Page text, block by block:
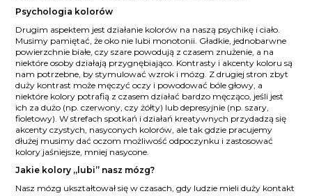
Psychologia kolorów
Drugim aspektem jest działanie kolorów na naszą psychikę i ciało.
Musimy pamiętać, że oko nie lubi monotonii. Gładkie, jednobarwne
powierzchnie białe, czy szare powodują z czasem znużenie, a na
niektóre osoby działają przygnębiająco. Kontrasty i akcenty koloru są
nam potrzebne, by stymulować wzrok i mózg. Z drugiej stron zbyt
duży kontrast może męczyć oczy i powodować bóle głowy, a
niektóre kolory potrafią z czasem działać bardzo męcząco, jeśli jest
ich za dużo (np. czerwony, czy żółty) lub depresyjnie (np. szary,
fioletowy). W strefach spotkań i działań kreatywnych przydadzą się
akcenty czystych, nasyconych kolorów, ale tak gdzie pracujemy
dłużej musimy dać oczom możliwość odpoczynku i zastosować
kolory jaśniejsze, mniej nasycone.
Jakie kolory „lubi” nasz mózg?
Nasz mózg ukształtował się w czasach, gdy ludzie mieli duży kontakt